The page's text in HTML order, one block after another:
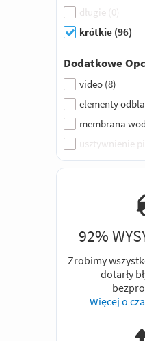
długie 0)
krótkie (96)
Dodatkowe
video (8)
elementy
membrana
usztywnienie
92%
Zrobimy
dotarły
Więcej o